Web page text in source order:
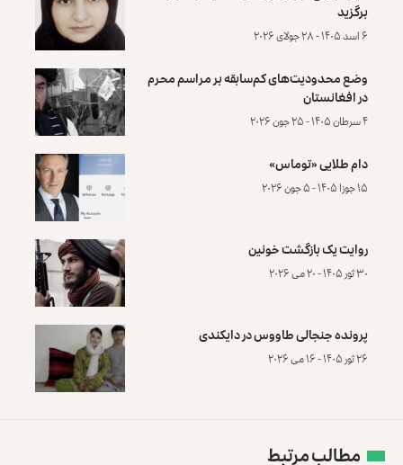
برگزید
۶ اسد ۱۴۰۵ - ۲۸ جولای ۲۰۲۶
وضع محدودیت‌های کم‌سابقه بر مراسم محرم
در افغانستان
۴ سرطان ۱۴۰۵ - ۲۵ جون ۲۰۲۶
دام طلایی «توماس»
۱۵ جوزا ۱۴۰۵ - ۵ جون ۲۰۲۶
روایت یک بازگشت خونین
۳۰ ثور ۱۴۰۵ - ۲۰ می ۲۰۲۶
پرونده‌ جنجالی طاووس در دایکندی
۲۶ ثور ۱۴۰۵ - ۱۶ می ۲۰۲۶
مطالب مرتبط